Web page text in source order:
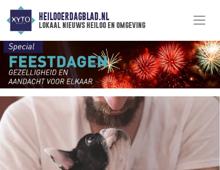
HEILOOERDAGBLAD.NL
lokaal nieuws heiloo en omgeving